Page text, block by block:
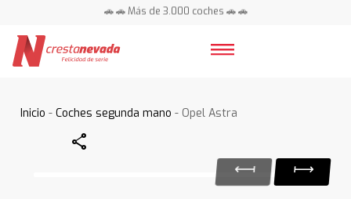
🚗 🚗 Más de 3.000 coches 🚗 🚗
Inicio -Coches segunda mano - Opel Astra
Share